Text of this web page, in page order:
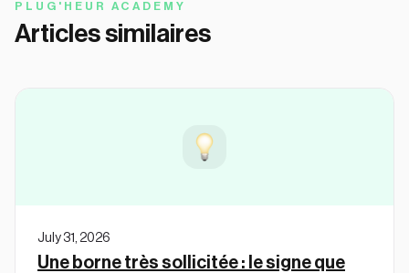
PLUG'HEUR ACADEMY
Articles similaires
July 31, 2026
Une borne très sollicitée : le signe que